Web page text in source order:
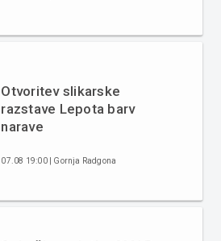
Otvoritev slikarske
razstave Lepota barv
narave
07.08 19:00 | Gornja Radgona